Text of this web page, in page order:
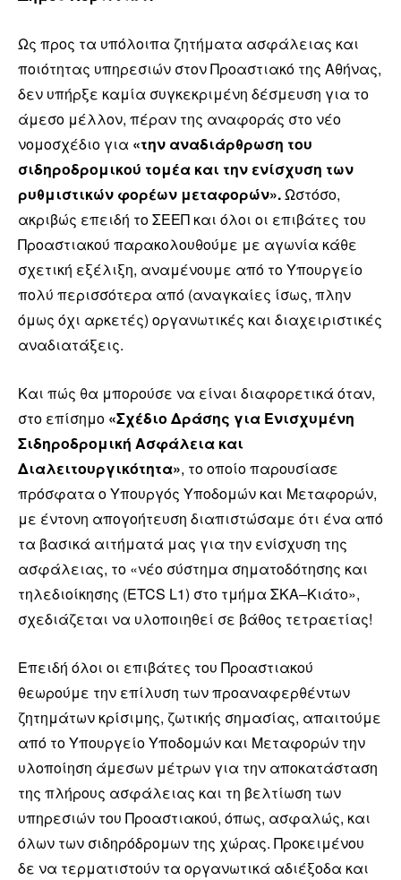
Ως προς τα υπόλοιπα ζητήματα ασφάλειας και
ποιότητας υπηρεσιών στον Προαστιακό της Αθήνας,
δεν υπήρξε καμία συγκεκριμένη δέσμευση για το
άμεσο μέλλον, πέραν της αναφοράς στο νέο
νομοσχέδιο για «την αναδιάρθρωση του
σιδηροδρομικού τομέα και την ενίσχυση των
ρυθμιστικών φορέων μεταφορών».Ωστόσο,
ακριβώς επειδή το ΣΕΕΠ και όλοι οι επιβάτες του
Προαστιακού παρακολουθούμε με αγωνία κάθε
σχετική εξέλιξη, αναμένουμε από το Υπουργείο
πολύ περισσότερα από (αναγκαίες ίσως, πλην
όμως όχι αρκετές) οργανωτικές και διαχειριστικές
αναδιατάξεις.
Και πώς θα μπορούσε να είναι διαφορετικά όταν,
στο επίσημο «Σχέδιο Δράσης για Ενισχυμένη
Σιδηροδρομική Ασφάλεια και
Διαλειτουργικότητα», το οποίο παρουσίασε
πρόσφατα ο Υπουργός Υποδομών και Μεταφορών,
με έντονη απογοήτευση διαπιστώσαμε ότι ένα από
τα βασικά αιτήματά μας για την ενίσχυση της
ασφάλειας, το «νέο σύστημα σηματοδότησης και
τηλεδιοίκησης (ETCS L1) στο τμήμα ΣΚΑ–Κιάτο»,
σχεδιάζεται να υλοποιηθεί σε βάθος τετραετίας!
Επειδή όλοι οι επιβάτες του Προαστιακού
θεωρούμε την επίλυση των προαναφερθέντων
ζητημάτων κρίσιμης, ζωτικής σημασίας, απαιτούμε
από το Υπουργείο Υποδομών και Μεταφορών την
υλοποίηση άμεσων μέτρων για την αποκατάσταση
της πλήρους ασφάλειας και τη βελτίωση των
υπηρεσιών του Προαστιακού, όπως, ασφαλώς, και
όλων των σιδηρόδρομων της χώρας. Προκειμένου
δε να τερματιστούν τα οργανωτικά αδιέξοδα και